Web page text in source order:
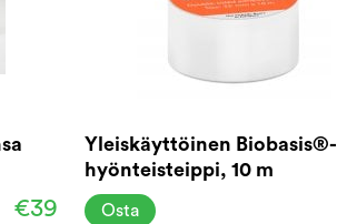
€39
Yleiskäyttöinen Biobasis®-
hyönteisteippi, 10 m
Osta